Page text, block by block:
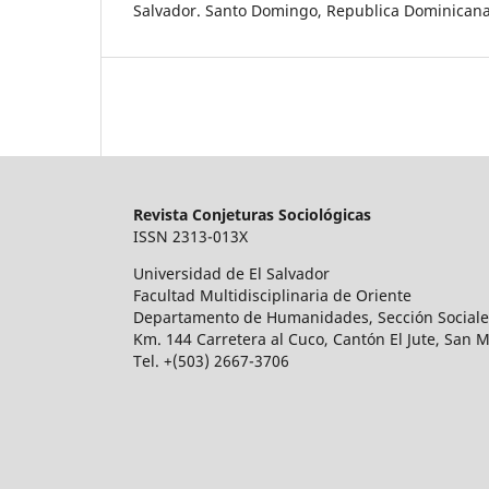
Salvador. Santo Domingo, Republica Dominicana
Revista Conjeturas Sociológicas
ISSN 2313-013X
Universidad de El Salvador
Facultad Multidisciplinaria de Oriente
Departamento de Humanidades, Sección
Km. 144 Carretera al Cuco, Cantón El Jute, San
Tel. +(503) 2667-3706